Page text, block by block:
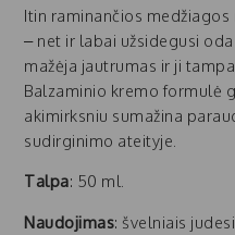
Itin raminančios
– net ir labai užsidegusi
mažėja jautrumas ir ji
Balzaminio kremo formulė
akimirksniu sumažina
sudirginimo ateityje.
Talpa: 50 ml.
Naudojimas: švelniais